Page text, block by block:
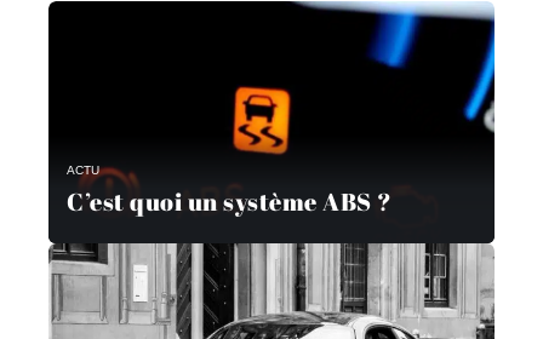
ACTU
C’est quoi un système ABS ?